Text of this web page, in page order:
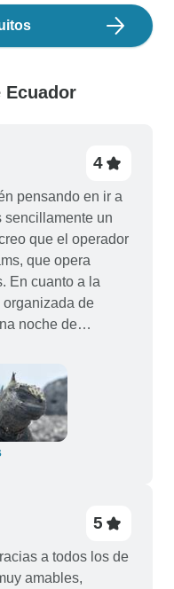
Ecuador
4
pensando en ir a
sencillamente un
que el operador
que opera
En cuanto a la
de
noche de
con una
me
era muy bueno
de actividades
algunos de los
por persona
que me costó
y 2 baños
5
a todos los de
amables,